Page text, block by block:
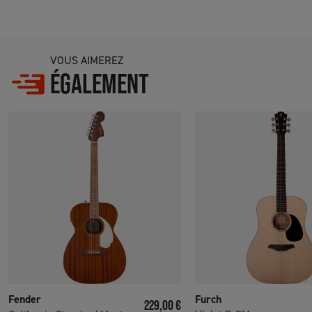
VOUS AIMEREZ
ÉGALEMENT
Fender
Prix
229,00 €
Furch